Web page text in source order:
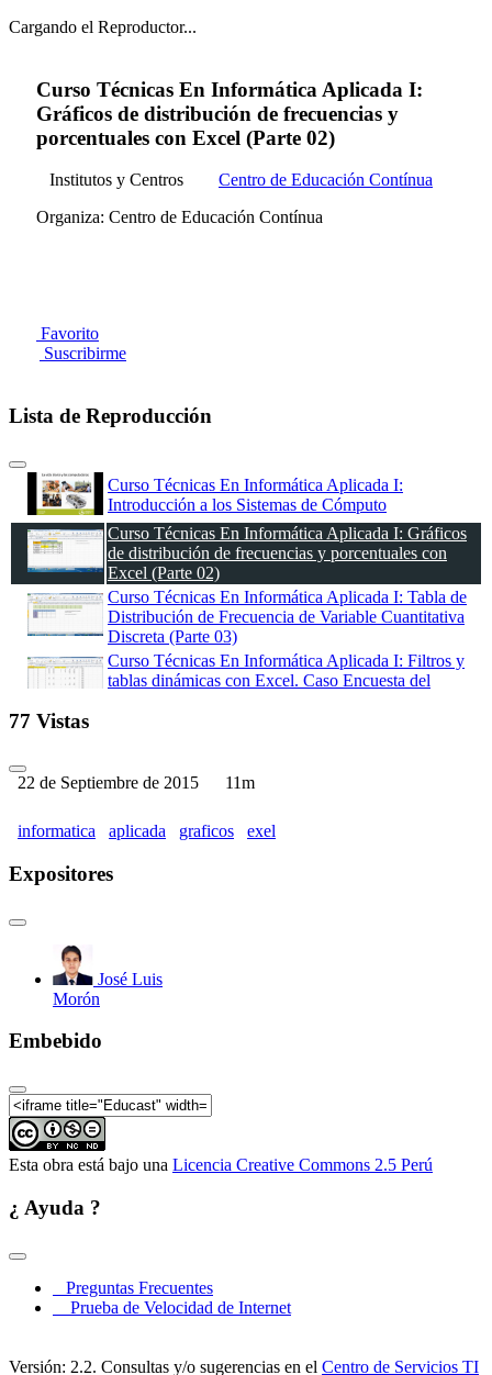
Cargando el Reproductor...
Curso Técnicas En Informática Aplicada I:
Gráficos de distribución de frecuencias y
porcentuales con Excel (Parte 02)
Institutos y Centros
Centro de Educación Contínua
Organiza: Centro de Educación Contínua
Favorito
Suscribirme
Lista de Reproducción
Curso Técnicas En Informática Aplicada I:
Introducción a los Sistemas de Cómputo
Curso Técnicas En Informática Aplicada I: Gráficos
de distribución de frecuencias y porcentuales con
Excel (Parte 02)
Curso Técnicas En Informática Aplicada I: Tabla de
Distribución de Frecuencia de Variable Cuantitativa
Discreta (Parte 03)
Curso Técnicas En Informática Aplicada I: Filtros y
tablas dinámicas con Excel. Caso Encuesta del
77 Vistas
22 de Septiembre de 2015 11m
informatica aplicada graficos exel
Expositores
José Luis
Morón
Embebido
Esta obra está bajo una Licencia Creative Commons 2.5 Perú
¿ Ayuda ?
Preguntas Frecuentes
Prueba de Velocidad de Internet
Versión: 2.2. Consultas y/o sugerencias en el Centro de Servicios TI